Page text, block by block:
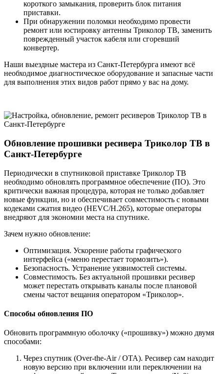
короткого замыкания, проверить блок питания
приставки.
При обнаружении поломки необходимо провести
ремонт или юстировку антенны Триколор ТВ, заменить
поврежденный участок кабеля или сгоревший
конвертер.
Наши выездные мастера из Санкт-Петербурга имеют всё
необходимое диагностическое оборудование и запасные части
для выполнения этих видов работ прямо у вас на дому.
Обновление прошивки ресивера Триколор ТВ в
Санкт-Петербурге
Периодически в спутниковой приставке Триколор ТВ
необходимо обновлять программное обеспечение (ПО). Это
критически важная процедура, которая не только добавляет
новые функции, но и обеспечивает совместимость с новыми
кодеками сжатия видео (HEVC/H.265), которые операторы
внедряют для экономии места на спутнике.
Зачем нужно обновление:
Оптимизация. Ускорение работы графического
интерфейса («меню перестает тормозить»).
Безопасность. Устранение уязвимостей системы.
Совместимость. Без актуальной прошивки ресивер
может перестать открывать каналы после плановой
смены частот вещания оператором «Триколор».
Способы обновления ПО
Обновить программную оболочку («прошивку») можно двумя
способами:
Через спутник (Over-the-Air / OTA). Ресивер сам находит
новую версию при включении или переключении на